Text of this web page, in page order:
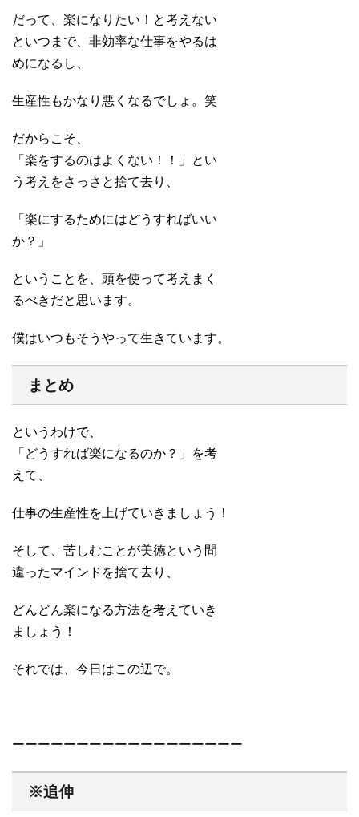
だって、楽になりたい！と考えない
といつまで、非効率な仕事をやるは
めになるし、
生産性もかなり悪くなるでしょ。笑
だからこそ、
「楽をするのはよくない！！」とい
う考えをさっさと捨て去り、
「楽にするためにはどうすればいい
か？」
ということを、頭を使って考えまく
るべきだと思います。
僕はいつもそうやって生きています。
まとめ
というわけで、
「どうすれば楽になるのか？」を考
えて、
仕事の生産性を上げていきましょう！
そして、苦しむことが美徳という間
違ったマインドを捨て去り、
どんどん楽になる方法を考えていき
ましょう！
それでは、今日はこの辺で。
ーーーーーーーーーーーーーーーーーー
※追伸